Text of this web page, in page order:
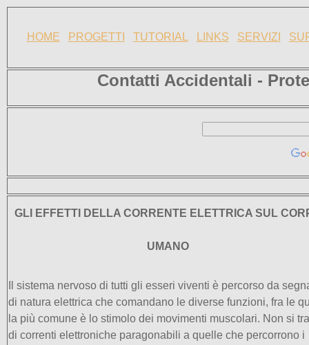
HOME PROGETTI TUTORIAL LINKS SERVIZI
Contatti Accidentali -
GLI EFFETTI DELLA CORRENTE ELETTRICA SUL
UMANO
Il sistema nervoso di tutti gli esseri viventi è percorso da
di natura elettrica che comandano le diverse funzioni, fra le
la più comune è lo stimolo dei movimenti muscolari. Non si
di correnti elettroniche paragonabili a quelle che percorrono i